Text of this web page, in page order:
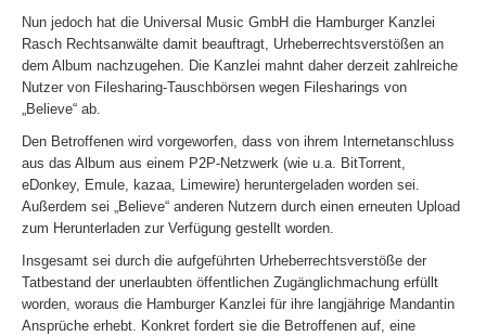
Nun jedoch hat die Universal Music GmbH die Hamburger Kanzlei
Rasch Rechtsanwälte damit beauftragt, Urheberrechtsverstößen an
dem Album nachzugehen. Die Kanzlei mahnt daher derzeit zahlreiche
Nutzer von Filesharing-Tauschbörsen wegen Filesharings von
„Believe“ ab.
Den Betroffenen wird vorgeworfen, dass von ihrem Internetanschluss
aus das Album aus einem P2P-Netzwerk (wie u.a. BitTorrent,
eDonkey, Emule, kazaa, Limewire) heruntergeladen worden sei.
Außerdem sei „Believe“ anderen Nutzern durch einen erneuten Upload
zum Herunterladen zur Verfügung gestellt worden.
Insgesamt sei durch die aufgeführten Urheberrechtsverstöße der
Tatbestand der unerlaubten öffentlichen Zugänglichmachung erfüllt
worden, woraus die Hamburger Kanzlei für ihre langjährige Mandantin
Ansprüche erhebt. Konkret fordert sie die Betroffenen auf, eine